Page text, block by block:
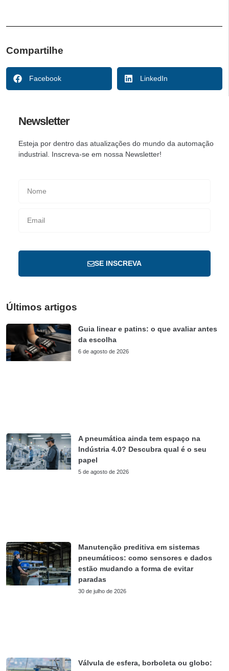
Compartilhe
Facebook LinkedIn
Newsletter
Esteja por dentro das atualizações do mundo da automação
industrial. Inscreva-se em nossa Newsletter!
SE INSCREVA
Últimos artigos
Guia linear e patins: o que avaliar antes
da escolha
6 de agosto de 2026
A pneumática ainda tem espaço na
Indústria 4.0? Descubra qual é o seu
papel
5 de agosto de 2026
Manutenção preditiva em sistemas
pneumáticos: como sensores e dados
estão mudando a forma de evitar
paradas
30 de julho de 2026
Válvula de esfera, borboleta ou globo: